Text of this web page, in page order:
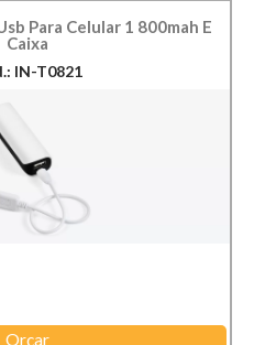
Para Celular 1 800mah E
Caixa
IN-T0821
Orçar